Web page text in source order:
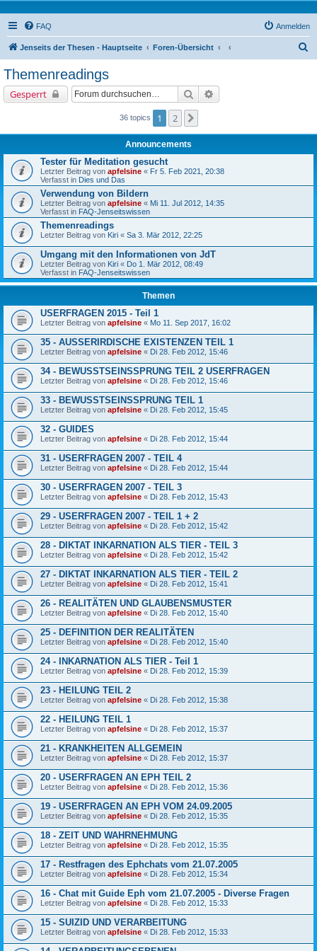
FAQ Anmelden
Jenseits der Thesen - Hauptseite Foren-Übersicht
Themenreadings
Gesperrt Suche
36 topics 1 2
Announcements
Tester für Meditation gesucht
Letzter Beitrag von apfelsine « Fr 5. Feb 2021, 20:38
Verfasst in Dies und Das
Verwendung von Bildern
Letzter Beitrag von apfelsine « Mi 11. Jul 2012, 14:35
Verfasst in FAQ-Jenseitswissen
Themenreadings
Letzter Beitrag von Kiri « Sa 3. Mär 2012, 22:25
Umgang mit den Informationen von JdT
Letzter Beitrag von Kiri « Do 1. Mär 2012, 08:49
Verfasst in FAQ-Jenseitswissen
Themen
USERFRAGEN 2015 - Teil 1
Letzter Beitrag von apfelsine « Mo 11. Sep 2017, 16:02
35 - AUSSERIRDISCHE EXISTENZEN TEIL 1
Letzter Beitrag von apfelsine « Di 28. Feb 2012, 15:46
34 - BEWUSSTSEINSSPRUNG TEIL 2 USERFRAGEN
Letzter Beitrag von apfelsine « Di 28. Feb 2012, 15:46
33 - BEWUSSTSEINSSPRUNG TEIL 1
Letzter Beitrag von apfelsine « Di 28. Feb 2012, 15:45
32 - GUIDES
Letzter Beitrag von apfelsine « Di 28. Feb 2012, 15:44
31 - USERFRAGEN 2007 - TEIL 4
Letzter Beitrag von apfelsine « Di 28. Feb 2012, 15:44
30 - USERFRAGEN 2007 - TEIL 3
Letzter Beitrag von apfelsine « Di 28. Feb 2012, 15:43
29 - USERFRAGEN 2007 - TEIL 1 + 2
Letzter Beitrag von apfelsine « Di 28. Feb 2012, 15:42
28 - DIKTAT INKARNATION ALS TIER - TEIL 3
Letzter Beitrag von apfelsine « Di 28. Feb 2012, 15:42
27 - DIKTAT INKARNATION ALS TIER - TEIL 2
Letzter Beitrag von apfelsine « Di 28. Feb 2012, 15:41
26 - REALITÄTEN UND GLAUBENSMUSTER
Letzter Beitrag von apfelsine « Di 28. Feb 2012, 15:40
25 - DEFINITION DER REALITÄTEN
Letzter Beitrag von apfelsine « Di 28. Feb 2012, 15:40
24 - INKARNATION ALS TIER - Teil 1
Letzter Beitrag von apfelsine « Di 28. Feb 2012, 15:39
23 - HEILUNG TEIL 2
Letzter Beitrag von apfelsine « Di 28. Feb 2012, 15:38
22 - HEILUNG TEIL 1
Letzter Beitrag von apfelsine « Di 28. Feb 2012, 15:37
21 - KRANKHEITEN ALLGEMEIN
Letzter Beitrag von apfelsine « Di 28. Feb 2012, 15:37
20 - USERFRAGEN AN EPH TEIL 2
Letzter Beitrag von apfelsine « Di 28. Feb 2012, 15:36
19 - USERFRAGEN AN EPH VOM 24.09.2005
Letzter Beitrag von apfelsine « Di 28. Feb 2012, 15:35
18 - ZEIT UND WAHRNEHMUNG
Letzter Beitrag von apfelsine « Di 28. Feb 2012, 15:35
17 - Restfragen des Ephchats vom 21.07.2005
Letzter Beitrag von apfelsine « Di 28. Feb 2012, 15:34
16 - Chat mit Guide Eph vom 21.07.2005 - Diverse Fragen
Letzter Beitrag von apfelsine « Di 28. Feb 2012, 15:33
15 - SUIZID UND VERARBEITUNG
Letzter Beitrag von apfelsine « Di 28. Feb 2012, 15:33